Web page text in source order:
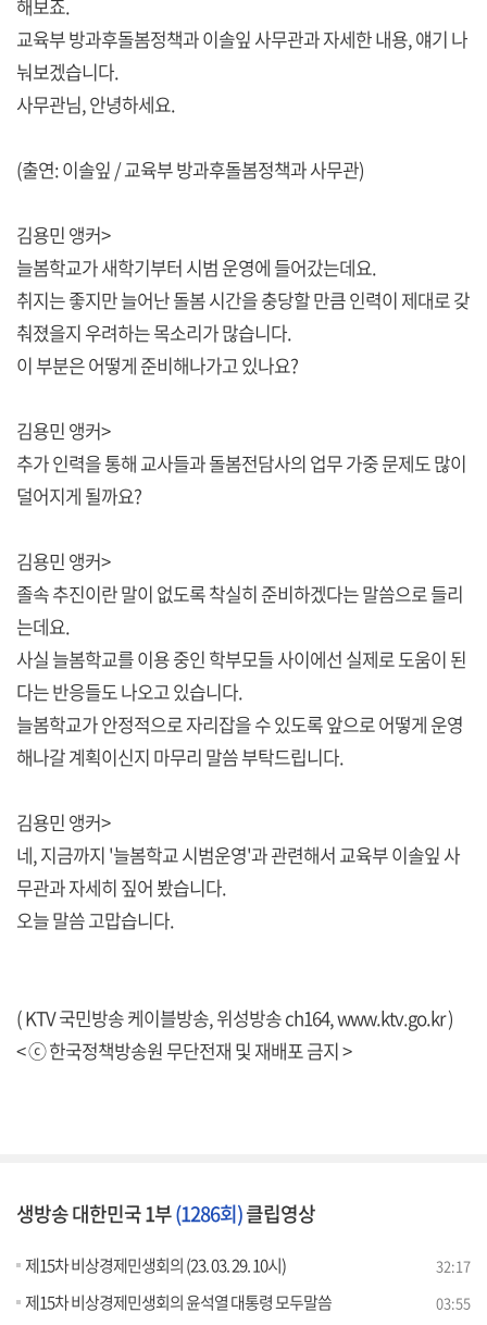
해보죠.
교육부 방과후돌봄정책과 이솔잎 사무관과 자세한 내용, 얘기 나
눠보겠습니다.
사무관님, 안녕하세요.
(출연: 이솔잎 / 교육부 방과후돌봄정책과 사무관)
김용민 앵커>
늘봄학교가 새학기부터 시범 운영에 들어갔는데요.
취지는 좋지만 늘어난 돌봄 시간을 충당할 만큼 인력이 제대로 갖
춰졌을지 우려하는 목소리가 많습니다.
이 부분은 어떻게 준비해나가고 있나요?
김용민 앵커>
추가 인력을 통해 교사들과 돌봄전담사의 업무 가중 문제도 많이
덜어지게 될까요?
김용민 앵커>
졸속 추진이란 말이 없도록 착실히 준비하겠다는 말씀으로 들리
는데요.
사실 늘봄학교를 이용 중인 학부모들 사이에선 실제로 도움이 된
다는 반응들도 나오고 있습니다.
늘봄학교가 안정적으로 자리잡을 수 있도록 앞으로 어떻게 운영
해나갈 계획이신지 마무리 말씀 부탁드립니다.
김용민 앵커>
네, 지금까지 '늘봄학교 시범운영'과 관련해서 교육부 이솔잎 사
무관과 자세히 짚어 봤습니다.
오늘 말씀 고맙습니다.
( KTV 국민방송 케이블방송, 위성방송 ch164,www.ktv.go.kr)
< ⓒ 한국정책방송원 무단전재 및 재배포 금지 >
생방송 대한민국 1부(1286회)클립영상
제15차 비상경제민생회의 (23. 03. 29. 10시) 32:17
제15차 비상경제민생회의 윤석열 대통령 모두말씀 03:55